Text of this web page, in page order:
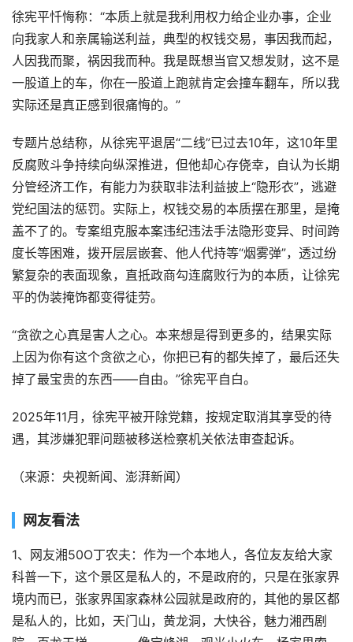
徐宪平忏悔称：“本质上就是我利用权力给企业办事，企业
向我家人和亲属输送利益，典型的权钱交易，事因我而起，
人因我而聚，祸因我而种。我是既想当官又想发财，这不是
一股道上的车，你在一股道上跑就肯定会撞车翻车，所以我
实际还是真正感到很痛悔的。”
专题片总结称，从徐宪平退居“二线”已过去10年，这10年里
反腐败斗争持续向纵深推进，但他却心存侥幸，自认为长期
分管经济工作，有能力为获取非法利益披上“隐形衣”，逃避
党纪国法的惩罚。实际上，权钱交易的本质摆在那里，是掩
盖不了的。专案组克服本案违纪违法手法隐形变异、时间跨
度长等困难，拨开层层嵌套、他人代持等“烟雾弹”，透过纷
繁复杂的表面现象，直抵政商勾连腐败行为的本质，让徐宪
平的伪装掩饰都变得徒劳。
“贪欲之心真是害人之心。本来想是得到更多的，结果实际
上因为你有这个贪欲之心，你把已有的都失掉了，最后还失
掉了最宝贵的东西——自由。”徐宪平自白。
2025年11月，徐宪平被开除党籍，按规定取消其享受的待
遇，其涉嫌犯罪问题被移送检察机关依法审查起诉。
（来源：央视新闻、澎湃新闻）
网友看法
1、网友湘50O丁农夫：作为一个本地人，各位友友给大家
科普一下，这个景区是私人的，不是政府的，只是在张家界
境内而已，张家界国家森林公园就是政府的，其他的景区都
是私人的，比如，天门山，黄龙洞，大快谷，魅力湘西剧